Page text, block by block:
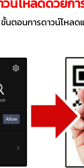
ขั้นตอนการดาวน์โหล